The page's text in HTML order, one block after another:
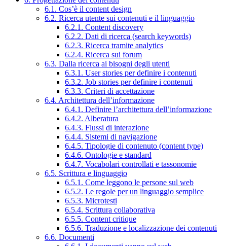
6.1. Cos’è il content design
6.2. Ricerca utente sui contenuti e il linguaggio
6.2.1. Content discovery
6.2.2. Dati di ricerca (search keywords)
6.2.3. Ricerca tramite analytics
6.2.4. Ricerca sui forum
6.3. Dalla ricerca ai bisogni degli utenti
6.3.1. User stories per definire i contenuti
6.3.2. Job stories per definire i contenuti
6.3.3. Criteri di accettazione
6.4. Architettura dell’informazione
6.4.1. Definire l’architettura dell’informazione
6.4.2. Alberatura
6.4.3. Flussi di interazione
6.4.4. Sistemi di navigazione
6.4.5. Tipologie di contenuto (content type)
6.4.6. Ontologie e standard
6.4.7. Vocabolari controllati e tassonomie
6.5. Scrittura e linguaggio
6.5.1. Come leggono le persone sul web
6.5.2. Le regole per un linguaggio semplice
6.5.3. Microtesti
6.5.4. Scrittura collaborativa
6.5.5. Content critique
6.5.6. Traduzione e localizzazione dei contenuti
6.6. Documenti